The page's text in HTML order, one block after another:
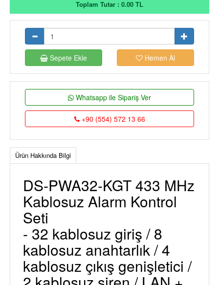
Toplam Tutar : 0.00 TL
Sepete Ekle Hemen Al
Whatsapp ile Sipariş Ver
+90 (554) 572 13 66
Ürün Hakkında Bilgi
DS-PWA32-KGT 433 MHz
Kablosuz Alarm Kontrol
Seti
- 32 kablosuz giriş / 8
kablosuz anahtarlık / 4
kablosuz çıkış genişletici /